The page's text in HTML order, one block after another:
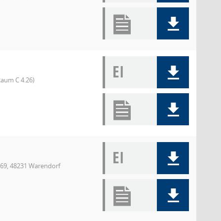
C 4.26)
EI
48231 Warendorf
EI